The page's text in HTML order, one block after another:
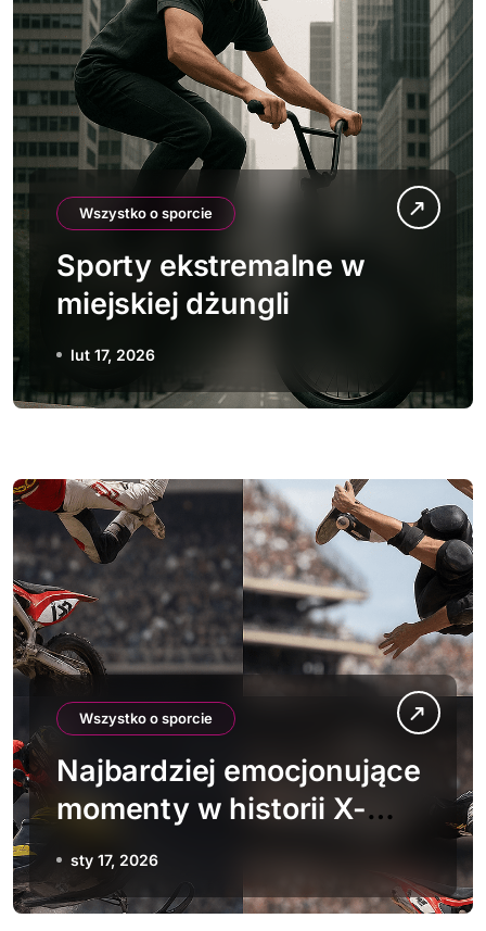
Wszystko o sporcie
Sporty ekstremalne w
miejskiej dżungli
lut 17, 2026
Wszystko o sporcie
Najbardziej emocjonujące
momenty w historii X-
Games
sty 17, 2026